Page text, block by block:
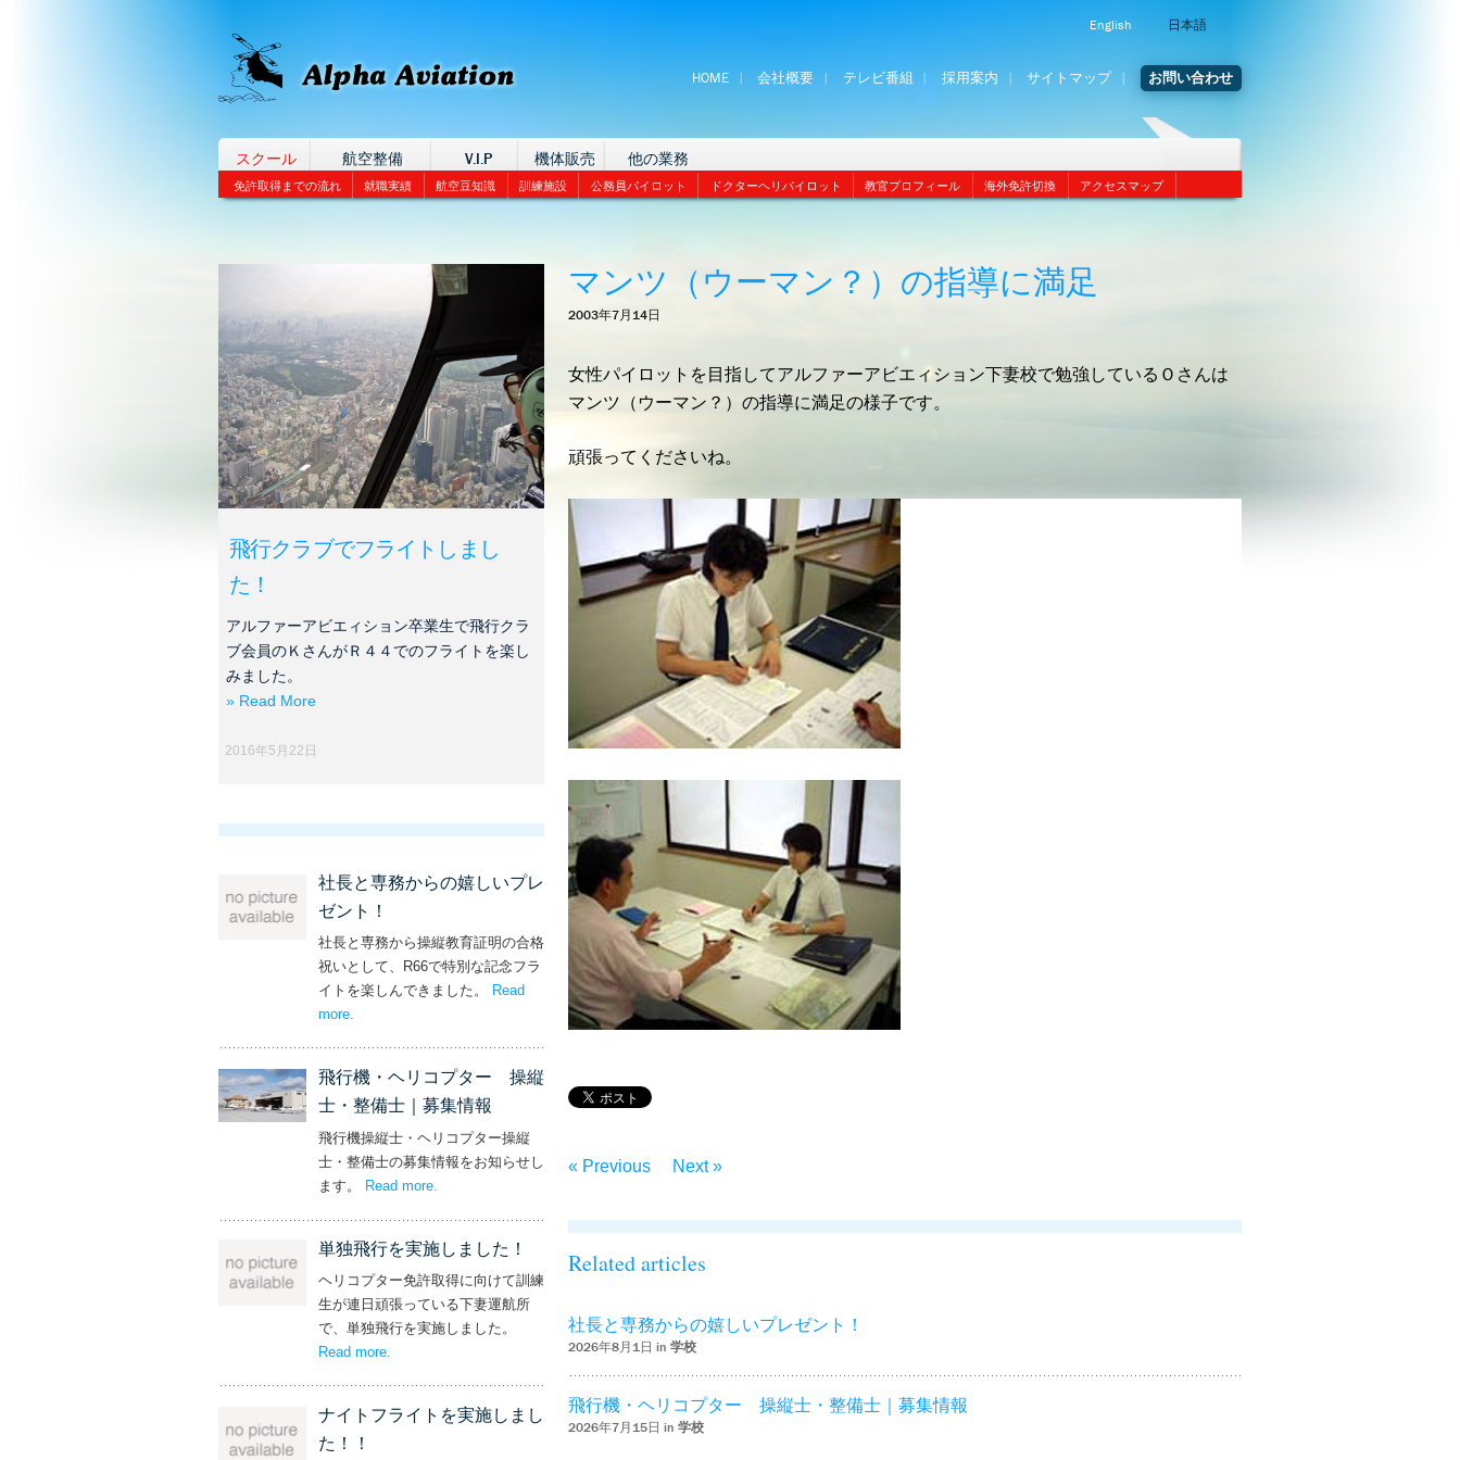
English 日本語
HOME 会社概要 テレビ番組 採用案内 サイトマップ お問い合わせ
スクール 航空整備 V.I.P 機体販売 他の業務
免許取得までの流れ 就職実績 航空豆知識 訓練施設 公務員パイロット ドクターヘリパイロット 教官プロフィール 海外免許切換 アクセスマップ
マンツ（ウーマン？）の指導に満足
2003年7月14日
女性パイロットを目指してアルファーアビエィション下妻校で勉強しているＯさんは
マンツ（ウーマン？）の指導に満足の様子です。
頑張ってくださいね。
« Previous Next »
飛行クラブでフライトしまし
た！
アルファーアビエィション卒業生で飛行クラ
ブ会員のＫさんがＲ４４でのフライトを楽し
みました。
» Read More
2016年5月22日
社長と専務からの嬉しいプレ
ゼント！
社長と専務から操縦教育証明の合格
祝いとして、R66で特別な記念フラ
イトを楽しんできました。
Read
more– ‘社長と専務からの嬉しいプレゼント！’
.
飛行機・ヘリコプター 操縦
士・整備士｜募集情報
飛行機操縦士・ヘリコプター操縦
士・整備士の募集情報をお知らせし
ます。
Read more
単独飛行を実施しました！
ヘリコプター免許取得に向けて訓練
生が連日頑張っている下妻運航所
で、単独飛行を実施しました。
Read more– ‘単独飛行を実施しました！’
.
ナイトフライトを実施しまし
た！！
Related articles
社長と専務からの嬉しいプレゼント！
2026年8月1日 in 学校
飛行機・ヘリコプター 操縦士・整備士｜募集情報
2026年7月15日 in 学校